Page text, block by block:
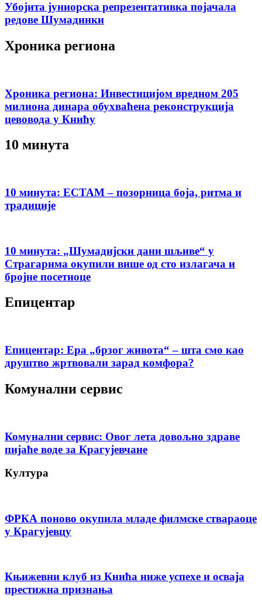
Убојита јуниорска репрезентативка појачала
редове Шумадинки
Хроника региона
Хроника региона: Инвестицијом вредном 205
милиона динара обухваћена реконструкција
цевовода у Книћу
10 минута
10 минута: ЕСТАМ – позорница боја, ритма и
традиције
10 минута: „Шумадијски дани шљиве“ у
Страгарима окупили више од сто излагача и
бројне посетиоце
Епицентар
Епицентар: Ера „брзог живота“ – шта смо као
друштво жртвовали зарад комфора?
Комунални сервис
Комунални сервис: Овог лета довољно здраве
пијаће воде за Крагујевчане
Култура
ФРКА поново окупила младе филмске ствараоце
у Крагујевцу
Књижевни клуб из Кнића ниже успехе и осваја
престижна признања